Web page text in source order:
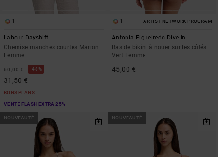
1
Labour Dayshift
Chemise manches courtes Marron
Femme
60,00 € 48%
31,50 €
BONS PLANS
VENTE FLASH EXTRA 25%
1 ARTIST NETWORK PROGRAM
Antonia Figueiredo Dive In
Bas de bikini à nouer sur les côtés
Vert Femme
45,00 €
NOUVEAUTÉ NOUVEAUTÉ